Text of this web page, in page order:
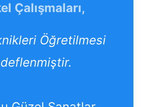
Çalışmaları,
Öğretilmesi